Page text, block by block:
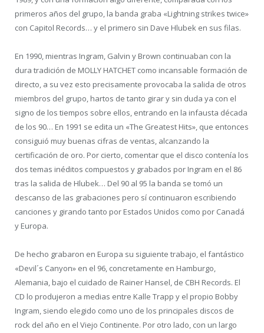
primeros años del grupo, la banda graba «Lightning strikes twice»
con Capitol Records… y el primero sin Dave Hlubek en sus filas.
En 1990, mientras Ingram, Galvin y Brown continuaban con la
dura tradición de MOLLY HATCHET como incansable formación de
directo, a su vez esto precisamente provocaba la salida de otros
miembros del grupo, hartos de tanto girar y sin duda ya con el
signo de los tiempos sobre ellos, entrando en la infausta década
de los 90… En 1991 se edita un «The Greatest Hits», que entonces
consiguió muy buenas cifras de ventas, alcanzando la
certificación de oro. Por cierto, comentar que el disco contenía los
dos temas inéditos compuestos y grabados por Ingram en el 86
tras la salida de Hlubek… Del 90 al 95 la banda se tomó un
descanso de las grabaciones pero sí continuaron escribiendo
canciones y girando tanto por Estados Unidos como por Canadá
y Europa.
De hecho grabaron en Europa su siguiente trabajo, el fantástico
«Devil´s Canyon» en el 96, concretamente en Hamburgo,
Alemania, bajo el cuidado de Rainer Hansel, de CBH Records. El
CD lo produjeron a medias entre Kalle Trapp y el propio Bobby
Ingram, siendo elegido como uno de los principales discos de
rock del año en el Viejo Continente. Por otro lado, con un largo